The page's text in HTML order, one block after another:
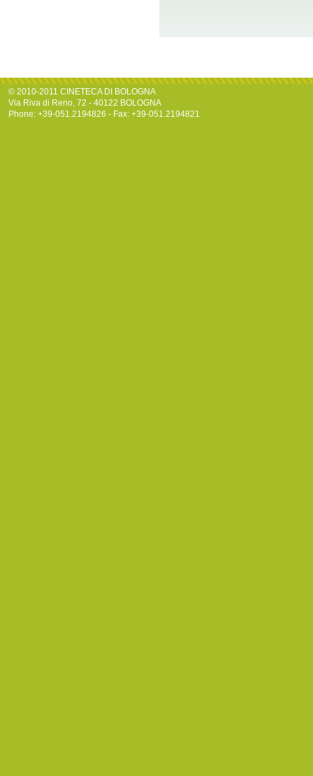
© 2010-2011 CINETECA DI BOLOGNA
Via Riva di Reno, 72 - 40122 BOLOGNA
Phone: +39-051.2194826 - Fax: +39-051.2194821